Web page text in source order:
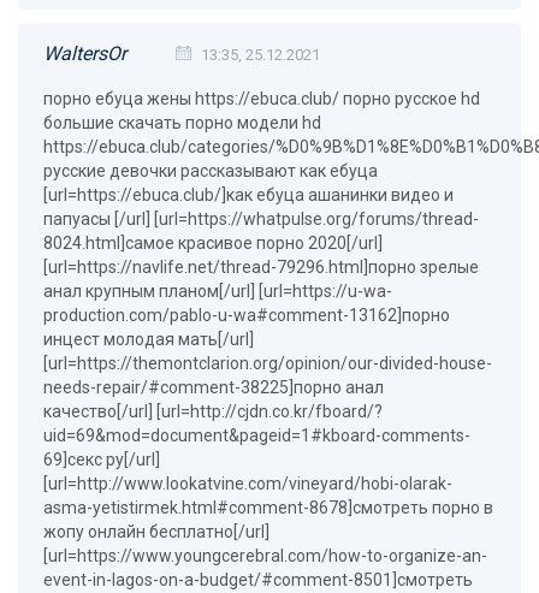
WaltersOr 13:35, 25.12.2021
порно ебуца жены https://ebuca.club/ порно русское hd
большие скачать порно модели hd
https://ebuca.club/categories/
русские девочки рассказывают как ебуца
[url=https://ebuca.club/]как ебуца ашанинки видео и
папуасы [/url] [url=https://whatpulse.org/forums/thread-
8024.html]самое красивое порно 2020[/url]
[url=https://navlife.net/thread-79296.html]порно зрелые
анал крупным планом[/url] [url=https://u-wa-
production.com/pablo-u-wa#comment-13162]порно
инцест молодая мать[/url]
[url=https://themontclarion.org/opinion/our-divided-house-
needs-repair/#comment-38225]порно анал
качество[/url] [url=http://cjdn.co.kr/fboard/?
uid=69&mod=document&pageid=1#kboard-comments-
69]секс ру[/url]
[url=http://www.lookatvine.com/vineyard/hobi-olarak-
asma-yetistirmek.html#comment-8678]смотреть порно в
жопу онлайн бесплатно[/url]
[url=https://www.youngcerebral.com/how-to-organize-an-
event-in-lagos-on-a-budget/#comment-8501]смотреть